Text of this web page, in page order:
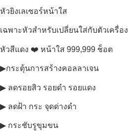
หัวยิงเลเซอร์หน้าใส
เฉพาะหัวสำหรับเปลี่ยนใส่กับตัวเครื่อง
หัวสีแดง ❤️ หน้าใส 999,999 ช็อต
▶กระตุ้นการสร้างคอลลาเจน
▶ ลดรอยสิว รอยดำ รอยแดง
▶ ลดฝ้า กระ จุดด่างดำ
▶ กระชับรูขุมขน